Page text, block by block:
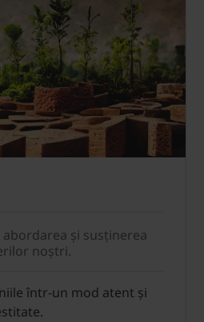
și susținerea
noștri.
într-un mod atent și